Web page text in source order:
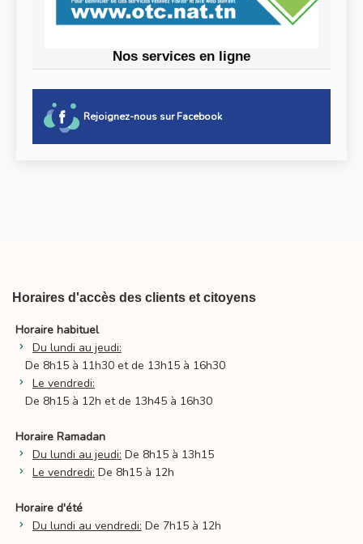
Nos services en ligne
Rejoignez-nous sur Facebook
Horaires d'accès des clients et citoyens
Horaire habituel
Du lundi au jeudi:
De 8h15 à 11h30 et de 13h15 à 16h30
Le vendredi:
De 8h15 à 12h et de 13h45 à 16h30
Horaire Ramadan
Du lundi au jeudi: De 8h15 à 13h15
Le vendredi: De 8h15 à 12h
Horaire d'été
Du lundi au vendredi: De 7h15 à 12h